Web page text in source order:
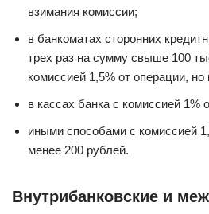
взимания комиссии;
в банкоматах сторонних
трех раз на сумму свыше 100
комиссией 1,5% от операции,
в кассах банка с комиссией 1%
иными способами с комиссией
менее 200 рублей.
Внутрибанковские и